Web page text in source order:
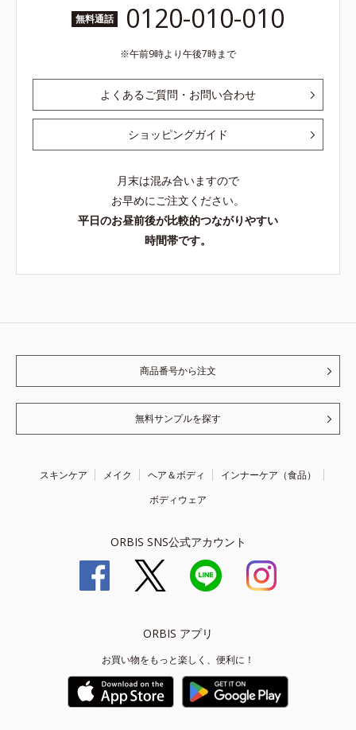
無料通話 0120-010-010
午前9時より午後7時まで
よくあるご質問・お問い合わせ
ショッピングガイド
月末は混み合いますので
お早めにご注文ください。
平日のお昼前後が比較的つながりやすい
時間帯です。
商品番号から注文
無料サンプルを探す
スキンケア メイク ヘア＆ボディ
インナーケア（食品）
ボディウェア
ORBIS SNS公式アカウント
ORBIS アプリ
お買い物をもっと楽しく、便利に！